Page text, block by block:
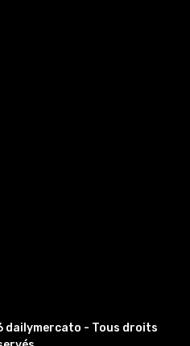
dailymercato - Tous droits